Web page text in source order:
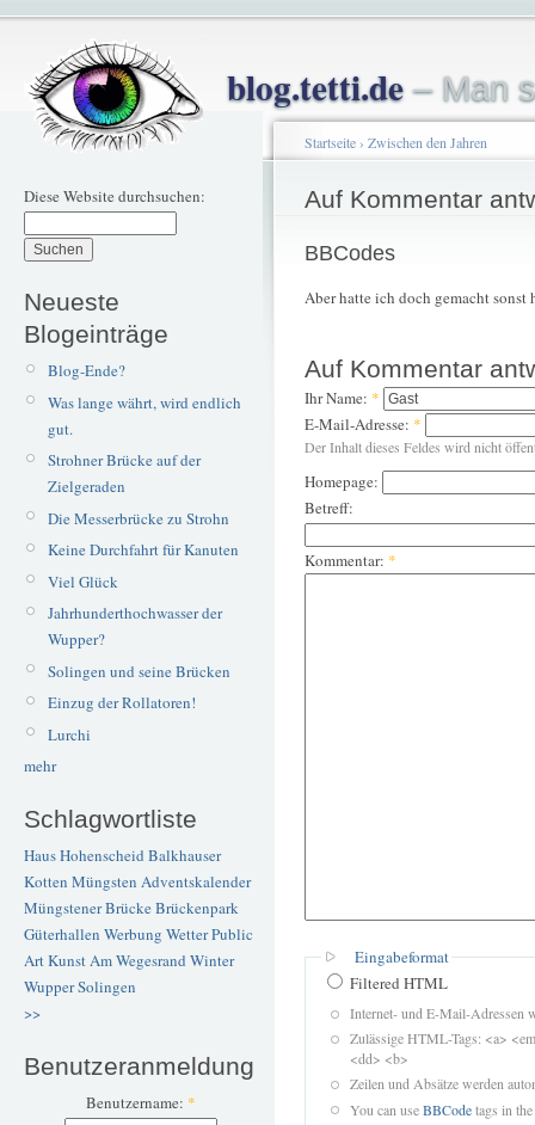
blog.tetti.de– Man
Diese Website durchsuchen:
Neueste
Blogeinträge
Blog-Ende?
Was lange währt, wird endlich
gut.
Strohner Brücke auf der
Zielgeraden
Die Messerbrücke zu Strohn
Keine Durchfahrt für Kanuten
Viel Glück
Jahrhunderthochwasser der
Wupper?
Solingen und seine Brücken
Einzug der Rollatoren!
Lurchi
mehr
Schlagwortliste
Haus Hohenscheid Balkhauser
Kotten Müngsten Adventskalender
Müngstener BrückeBrückenpark
Güterhallen Werbung WetterPublic
ArtKunstAm Wegesrand Winter
WupperSolingen
>>
Benutzeranmeldung
Benutzername: *
Startseite› Zwischen den Jahren
Auf Kommentar
BBCodes
Aber hatte ich doch gemacht
Auf Kommentar
Ihr Name: *
E-Mail-Adresse: *
Der Inhalt dieses Feldes wird nicht
Homepage:
Betreff:
Kommentar: *
Eingabeformat
Filtered HTML
Internet- und E-Mail-Adressen
Zulässige HTML-Tags: <a>
<dd> <b>
Zeilen und Absätze werden
You can useBBCodetags in